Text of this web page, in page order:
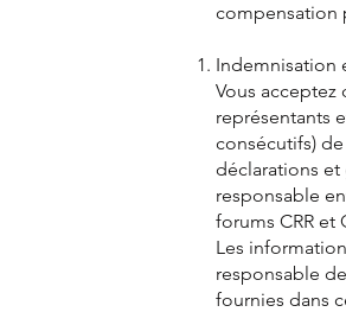
compensation
Indemnisation
Vous acceptez
représentants
consécutifs)
déclarations et
responsable
forums CRR
Les
responsable
fournies dans